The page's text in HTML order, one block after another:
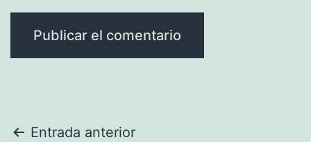
Navegación
Entrada anterior